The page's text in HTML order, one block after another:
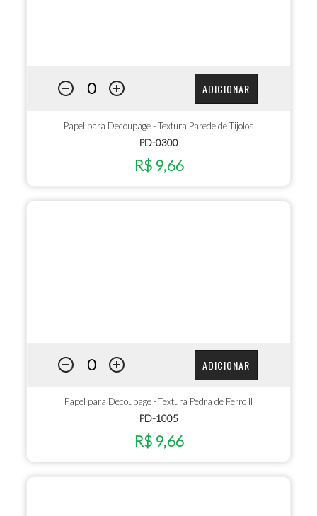
ADICIONAR
Papel para Decoupage - Textura Parede de Tijolos
PD-0300
R$ 9,66
ADICIONAR
Papel para Decoupage - Textura Pedra de Ferro II
PD-1005
R$ 9,66